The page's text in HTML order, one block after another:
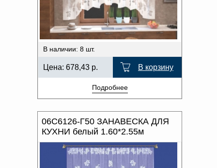
В наличии: 8 шт.
Цена: 678,43 р. В корзину
Подробнее
06С6126-Г50 ЗАНАВЕСКА ДЛЯ
КУХНИ белый 1.60*2.55м